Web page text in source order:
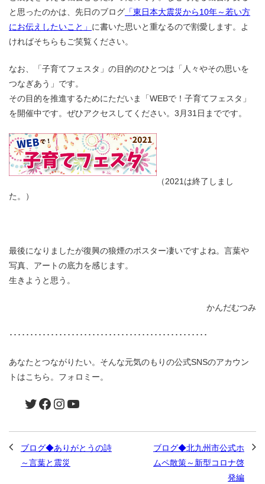
と思ったのかは、先日のブログ 「東日本大震災から10年～若い方
にお伝えしたいこと」 に書いた思いと重なるので割愛します。よ
ければそちらもご笑覧ください。
なお、「子育てフェスタ」の目的のひとつは「人々やその思いを
つなぎあう」です。
その目的を推進するためにただいま「WEBで！子育てフェスタ」
を開催中です。ぜひアクセスしてください。3月31日までです。
（2021は終了しまし
た。）
最後になりましたが復興の狼煙のポスター凄いですよね。言葉や
写真、アートの底力を感じます。
生きようと思う。
かんだむつみ
････････････････････････････････････････････････
あなたとつながりたい。そんな元気のもりの公式SNSのアカウン
トはこちら。フォロミー。
ブログ◆ありがとうの詩
～言葉と震災
ブログ◆北九州市公式ホ
ムペ散策～新型コロナ啓
発編